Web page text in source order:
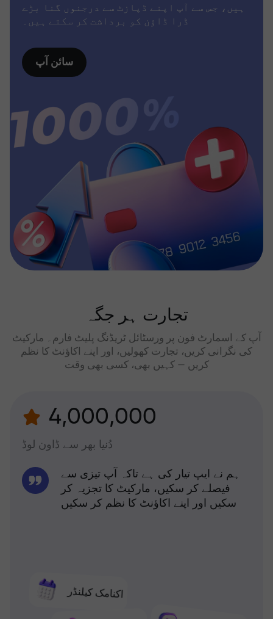
ہیں، جس سے آپ اپنے ڈپازٹ سے درجنوں گنا بڑے
ڈرا ڈاؤن کو برداشت کر سکتے ہیں۔
سائن آپ
تجارت ہر جگہ
آپ کے اسمارٹ فون پر ورسٹائل ٹریڈنگ پلیٹ فارم۔ مارکیٹ
کی نگرانی کریں، تجارت کھولیں، اور اپنے اکاؤنٹ کا نظم
کریں — کہیں بھی، کسی بھی وقت
4,000,000
دُنیا بھر سے ڈاون لوڈ
اکنامک کیلنڈر
ہم نے ایپ تیار کی ہے تاکہ آپ تیزی سے
فیصلے کر سکیں، مارکیٹ کا تجزیہ کر
سکیں اور اپنے اکاؤنٹ کا نظم کر سکیں